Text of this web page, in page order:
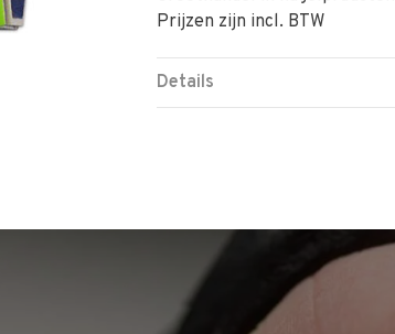
Prijzen zijn incl. BTW
Details